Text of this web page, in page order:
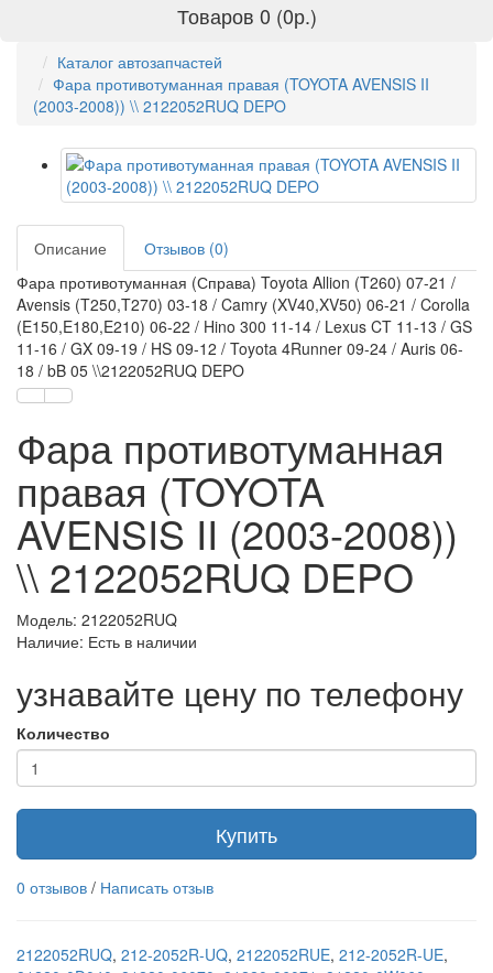
Товаров 0 (0р.)
Каталог автозапчастей
Фара противотуманная правая (TOYOTA AVENSIS II
(2003-2008)) \\ 2122052RUQ DEPO
Описание
Отзывов (0)
Фара противотуманная (Справа) Toyota Allion (T260) 07-21 /
Avensis (T250,T270) 03-18 / Camry (XV40,XV50) 06-21 / Corolla
(E150,E180,E210) 06-22 / Hino 300 11-14 / Lexus CT 11-13 / GS
11-16 / GX 09-19 / HS 09-12 / Toyota 4Runner 09-24 / Auris 06-
18 / bB 05 \\2122052RUQ DEPO
Фара противотуманная
правая (TOYOTA
AVENSIS II (2003-2008))
\\ 2122052RUQ DEPO
Модель: 2122052RUQ
Наличие: Есть в наличии
узнавайте цену по телефону
Количество
Купить
0 отзывов / Написать отзыв
2122052RUQ, 212-2052R-UQ, 2122052RUE, 212-2052R-UE,